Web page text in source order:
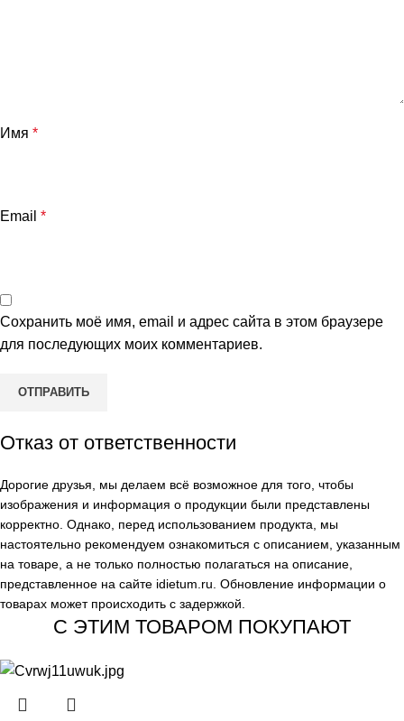
Имя *
Email *
Сохранить моё имя, email и адрес сайта в этом браузере
для последующих моих комментариев.
Отказ от ответственности
Дорогие друзья, мы делаем всё возможное для того, чтобы
изображения и информация о продукции были представлены
корректно. Однако, перед использованием продукта, мы
настоятельно рекомендуем ознакомиться с описанием, указанным
на товаре, а не только полностью полагаться на описание,
представленное на сайте idietum.ru . Обновление информации о
товарах может происходить с задержкой.
С ЭТИМ ТОВАРОМ ПОКУПАЮТ